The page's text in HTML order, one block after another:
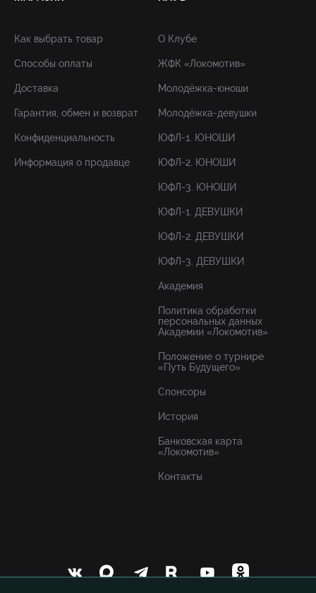
Как выбрать товар
Способы оплаты
Доставка
Гарантия, обмен и возврат
Конфиденциальность
Информация о продавце
О Клубе
ЖФК «Локомотив»
Молодёжка-юноши
Молодёжка-девушки
ЮФЛ-1. ЮНОШИ
ЮФЛ-2. ЮНОШИ
ЮФЛ-3. ЮНОШИ
ЮФЛ-1. ДЕВУШКИ
ЮФЛ-2. ДЕВУШКИ
ЮФЛ-3. ДЕВУШКИ
Академия
Политика обработки
персональных данных
Академии «Локомотив»
Положение о турнире
«Путь Будущего»
Спонсоры
История
Банковская карта
«Локомотив»
Контакты